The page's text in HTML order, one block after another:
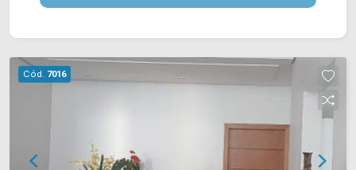
e 03 com sacada e 01 banheiro social. > 05
sociais; > 03 vagas de garagem com portão
eletrônico. Localizado próximo à AV. da Amizade,
bares, postos de combustíveis, pontos de
ônibus, farmácias, padarias e comércio em geral.
Entre em contato com a nossa equipe e agende a
Cód. 7016